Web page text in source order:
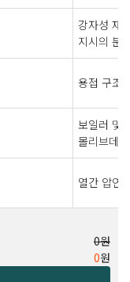
강자성 재
지시의 분
용접 구조
보일러 및
몰리브데
열간 압연
0원
0원